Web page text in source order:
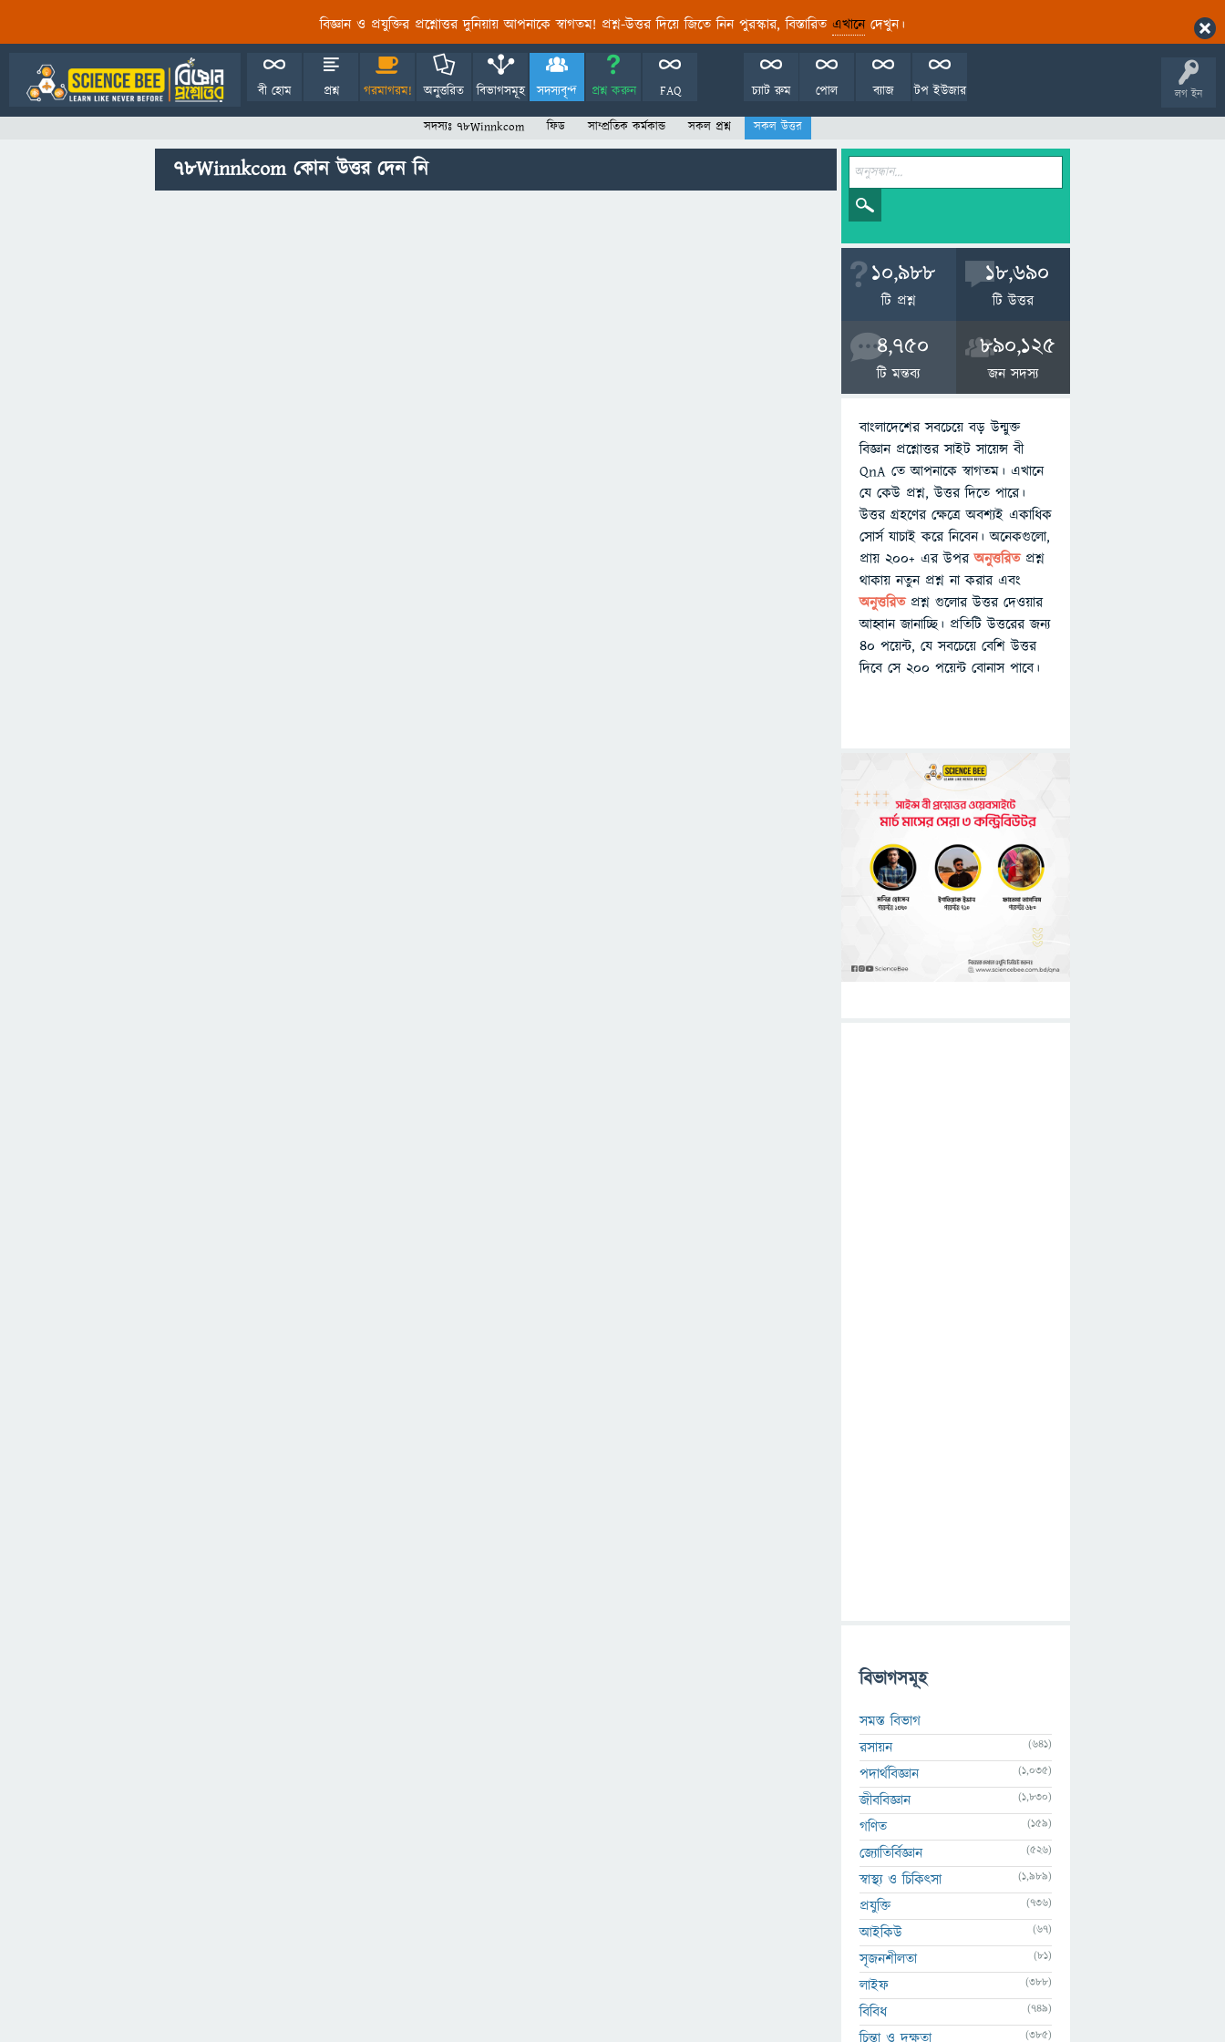
বিজ্ঞান ও প্রযুক্তির প্রশ্নোত্তর দুনিয়ায় আপনাকে স্বাগতম! প্রশ্ন-উত্তর দিয়ে জিতে নিন পুরস্কার, বিস্তারিত এখানেদেখুন।
লগ ইন
বী হোম প্রশ্ন গরমাগরম! অনুত্তরিত বিভাগসমূহ সদস্যবৃন্দ প্রশ্ন করুন FAQ টপ ইউজার
ব্যাজ
পোল
চ্যাট রুম
সদস্যঃ 78Winnkcom ফিড সাম্প্রতিক কর্মকান্ড সকল প্রশ্ন সকল উত্তর
78Winnkcom কোন উত্তর দেন নি
10,988
টি প্রশ্ন
18,690
টি উত্তর
4,750
টি মন্তব্য
890,125
জন সদস্য
বাংলাদেশের সবচেয়ে বড় উন্মুক্ত
বিজ্ঞান প্রশ্নোত্তর সাইট সায়েন্স বী
QnA তে আপনাকে স্বাগতম। এখানে
যে কেউ প্রশ্ন, উত্তর দিতে পারে।
উত্তর গ্রহণের ক্ষেত্রে অবশ্যই একাধিক
সোর্স যাচাই করে নিবেন। অনেকগুলো,
প্রায় ২০০+ এর উপরঅনুত্তরিতপ্রশ্ন
থাকায় নতুন প্রশ্ন না করার এবং
অনুত্তরিত প্রশ্ন গুলোর উত্তর দেওয়ার
আহ্বান জানাচ্ছি। প্রতিটি উত্তরের জন্য
৪০ পয়েন্ট, যে সবচেয়ে বেশি উত্তর
দিবে সে ২০০ পয়েন্ট বোনাস পাবে।
বিভাগসমূহ
সমস্ত বিভাগ
রসায়ন
(641)
পদার্থবিজ্ঞান (1,035)
জীববিজ্ঞান (1,830)
গণিত (159)
জ্যোতির্বিজ্ঞান (526)
স্বাস্থ্য ও চিকিৎসা (1,989)
প্রযুক্তি (736)
আইকিউ (67)
সৃজনশীলতা (81)
লাইফ (388)
বিবিধ (749)
চিন্তা ও দক্ষতা (385)